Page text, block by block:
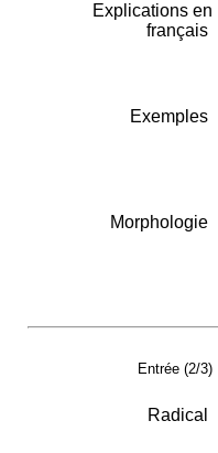
Explications en
français
Exemples
Morphologie
Entrée (2/3)
Radical